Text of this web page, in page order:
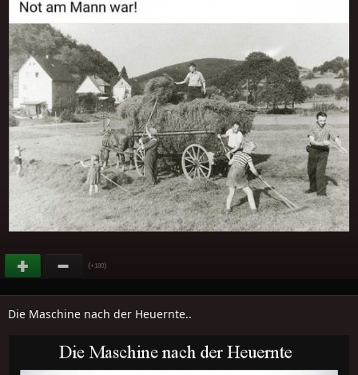
(+180)
Die Maschine nach der Heuernte..